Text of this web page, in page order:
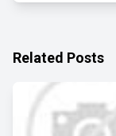
Related Posts